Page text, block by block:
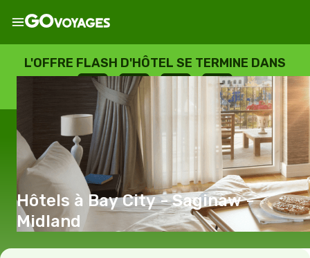
L'OFFRE FLASH D'HÔTEL SE TERMINE DANS
--
JOURS
: --
HEURES
: --
SECONDES
Hôtels à Bay City - Saginaw -
Midland